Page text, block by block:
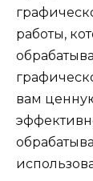
работы,
вам